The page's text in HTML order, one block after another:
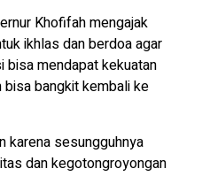
Khofifah mengajak
ikhlas dan berdoa agar
bisa mendapat kekuatan
bisa bangkit kembali ke
karena sesungguhnya
dan kegotongroyongan